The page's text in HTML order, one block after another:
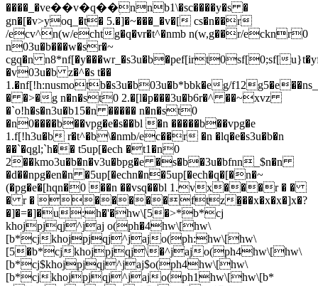
����_�ve��v�q��ؚnnb1\�sc����y�s �
gn�[�v>yoq_�t� 5.�]�~���_�v�[ cs�n��r
/ecv^n(w/echtg�q�vr�t^�nmb n(w,g��r/ecknr0
n03u�b���w�sr�~
cgq�n n8*nf[�y���wr_�s3u�b�pef[irt0sf[0;sf[
�v03u�b z�^�s t��
1.�nf[!h:nusmotb�s3u�b03u�b*bbk�eg/
� �>�g n�n�st0 2.�[l�p���3u�b6r�^ ��~xvz
�`o!h�s�n3u�b15�n ����� n�n�st0
�n0����b��vpg�e�s��bl �n �����b��vpg�e
1.f[!h3u�b r�t^�b\�nmb/ec��r �n �lq�e�s3u�b�n
��`�qgl;`h�� t5up[�ech �t1�n0
2��kmo3u�b�n�v3u�bpg�e �s�b�3u�bfnn_$n�n
�d��npg�en�n �5up[�echn�n�5up[�ech�q�[�n�~
(�pg�e�[hqn�0 ��n ��vsq��bl 1.vx���r � �
� r � �����ftz�̱��x�x�x�]x�?
�]�=�]�u:h�'�hw\[5�>*b*cj
khojpjqj^jaj o(ph�4hw\[hw\
[b*cjkhojpjqj^jajo(ph:hw\[hw\
[5�b*cjkhojpjqj\�^jajo(ph4hw\[hw\
[b*cj$khojpjqj^jaj$o(ph4hw\[hw\
[b*cjkhojpjqj^jajo(ph1hw\[hw\[b*